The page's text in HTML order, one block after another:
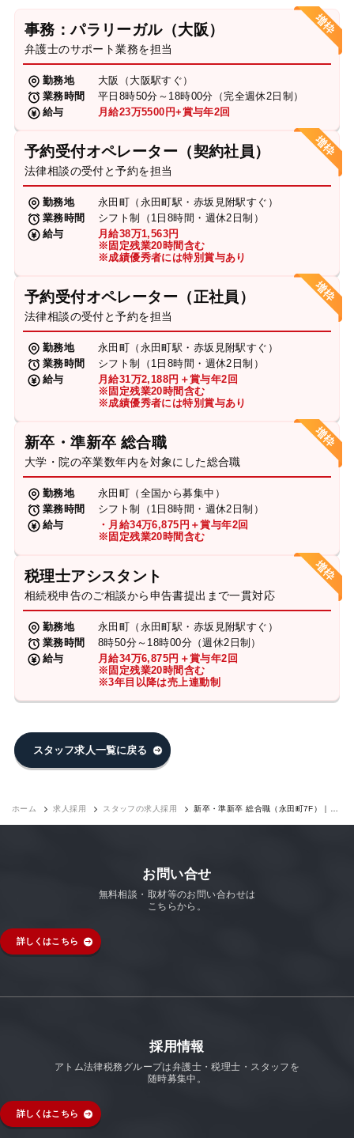
事務：パラリーガル（大阪）
弁護士のサポート業務を担当
勤務地
大阪（大阪駅すぐ）
業務時間
平日8時50分～18時00分（完全週休2日制）
給与
月給23万5500円+賞与年2回
予約受付オペレーター（契約社員）
法律相談の受付と予約を担当
勤務地
永田町（永田町駅・赤坂見附駅すぐ）
業務時間
シフト制（1日8時間・週休2日制）
給与
月給38万1,563円
※固定残業20時間含む
※成績優秀者には特別賞与あり
予約受付オペレーター（正社員）
法律相談の受付と予約を担当
勤務地
永田町（永田町駅・赤坂見附駅すぐ）
業務時間
シフト制（1日8時間・週休2日制）
給与
月給31万2,188円＋賞与年2回
※固定残業20時間含む
※成績優秀者には特別賞与あり
新卒・準新卒 総合職
大学・院の卒業数年内を対象にした総合職
勤務地
永田町（全国から募集中）
業務時間
シフト制（1日8時間・週休2日制）
給与
・月給34万6,875円＋賞与年2回
※固定残業20時間含む
税理士アシスタント
相続税申告のご相談から申告書提出まで一貫対応
勤務地
永田町（永田町駅・赤坂見附駅すぐ）
業務時間
8時50分～18時00分（週休2日制）
給与
月給34万6,875円＋賞与年2回
※固定残業20時間含む
※3年目以降は売上連動制
スタッフ求人一覧に戻る
ホーム 求人採用 スタッフの求人採用
新卒・準新卒 総合職（永田町7F）｜求
お問い合せ
無料相談・取材等のお問い合わせは
こちらから。
詳しくはこちら
採用情報
アトム法律税務グループは弁護士・税理士・スタッフを
随時募集中。
詳しくはこちら